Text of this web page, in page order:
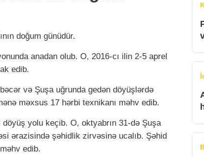
doğum günüdür.
anadan olub. O, 2016-cı ilin 2-5 aprel
edib.
və Şuşa uğrunda gedən döyüşlərdə
məxsus 17 hərbi texnikanı məhv edib.
yolu keçib. O, oktyabrın 31-də Şuşa
ərazisində şəhidlik zirvəsinə ucalıb. Şəhid
edib.